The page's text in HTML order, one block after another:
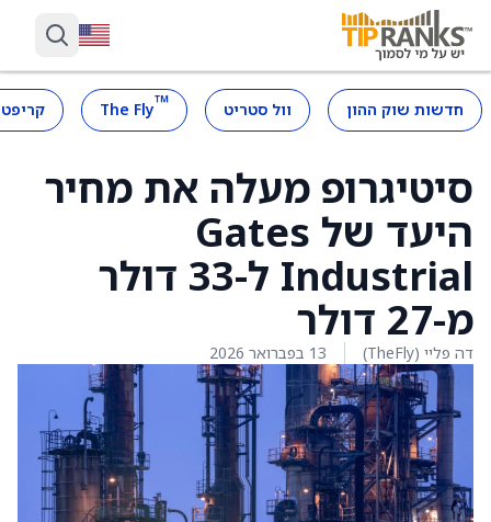
חדשות שוק ההון וול סטריט ™
The Fly
סיטיגרופ מעלה את מחיר
היעד של Gates
Industrial ל-33 דולר
מ-27 דולר
דה פליי (TheFly) 13 בפברואר 2026